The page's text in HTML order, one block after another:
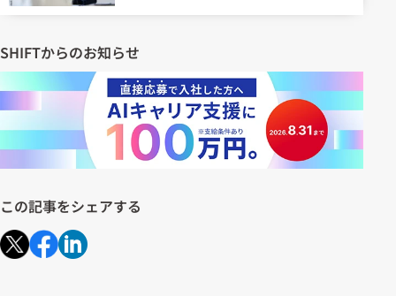
SHIFTからのお知らせ
この記事をシェアする